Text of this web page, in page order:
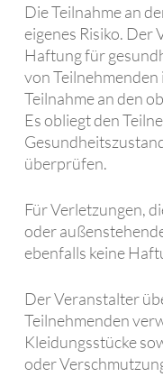
Die Teilnahme an
eigenes Risiko. Der
Haftung für
von
Teilnahme an den
Es obliegt den
überprüfen.
Für Verletzungen,
oder
ebenfalls keine
Der Veranstalter
Teilnehmenden
Kleidungsstücke
oder